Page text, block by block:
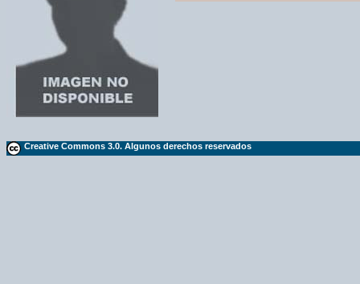
Creative Commons 3.0. Algunos derechos reservados